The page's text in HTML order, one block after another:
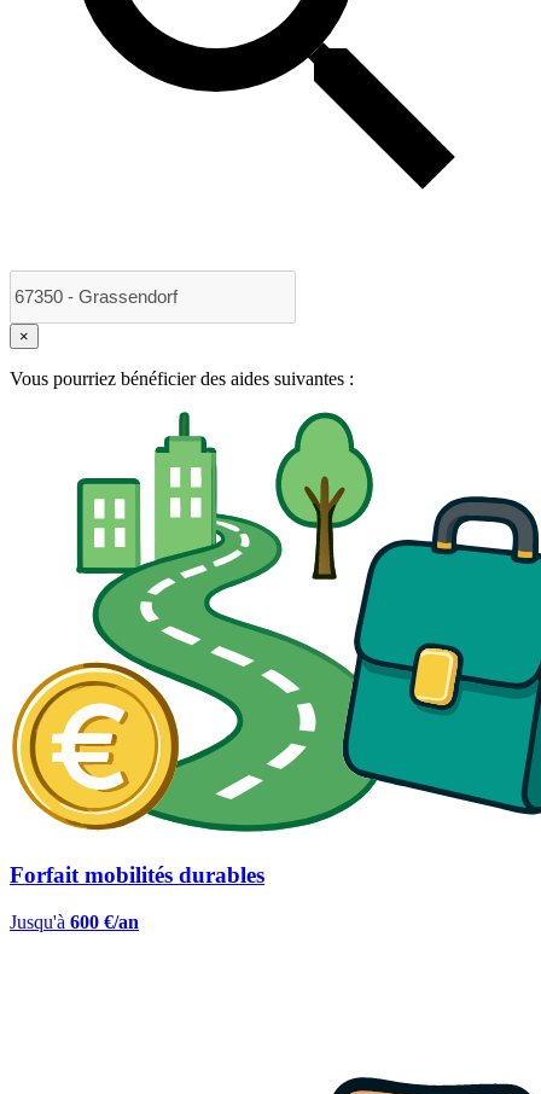
×
Vous pourriez bénéficier des aides suivantes :
Forfait mobilités durables
Jusqu'à 600 €/an